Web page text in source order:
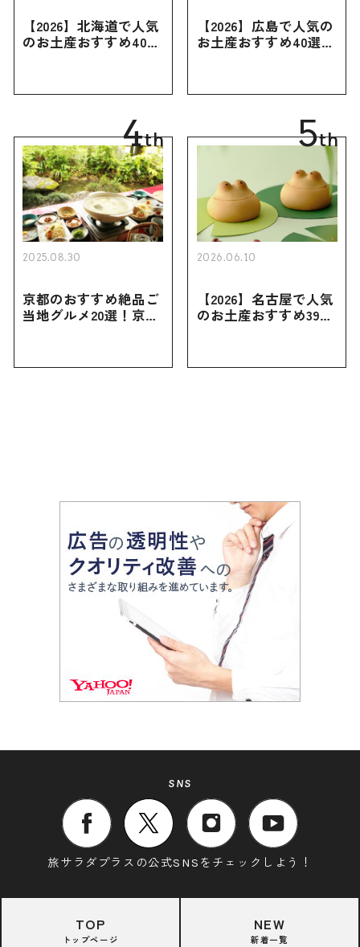
【2026】北海道で人気
のお土産おすすめ40選
買えない限定品、女性
【2026】広島で人気の
お土産おすすめ40選｜
き用、女性向けまで幅
4th
2025.08.30
京都のおすすめ絶品ご
当地グルメ20選！京都
5th
2026.06.10
【2026】名古屋で人気
のお土産おすすめ39選
お土産・ばらまき用ま
SNS
旅サラダプラスの公式SNSをチェックしよう！
TOP
トップページ
NEW
新着一覧